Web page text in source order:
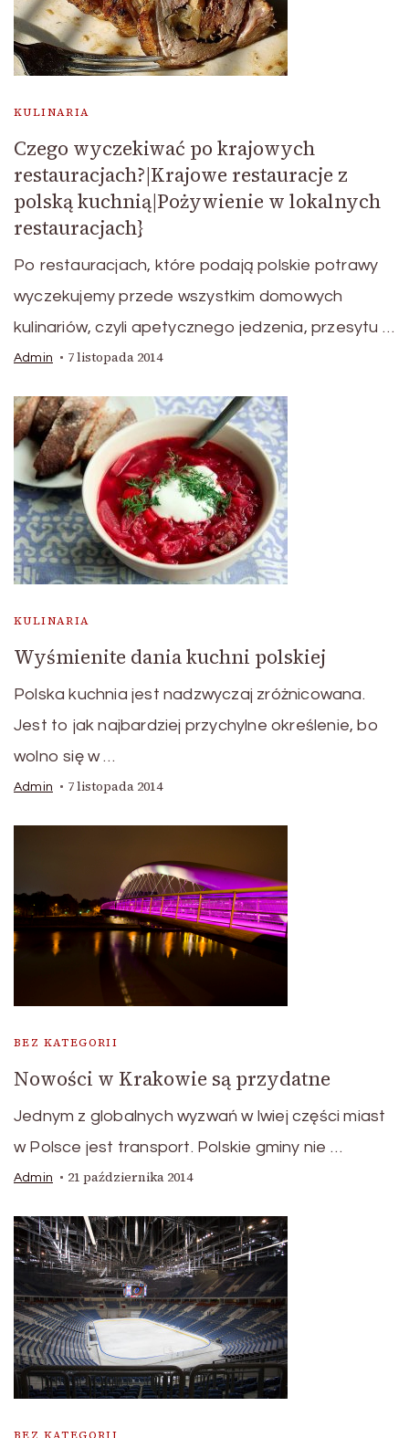
KULINARIA
Czego wyczekiwać po krajowych
restauracjach?|Krajowe restauracje z
polską kuchnią|Pożywienie w lokalnych
restauracjach}
Po restauracjach, które podają polskie potrawy
wyczekujemy przede wszystkim domowych
kulinariów, czyli apetycznego jedzenia, przesytu …
Admin 7 listopada 2014
KULINARIA
Wyśmienite dania kuchni polskiej
Polska kuchnia jest nadzwyczaj zróżnicowana.
Jest to jak najbardziej przychylne określenie, bo
wolno się w …
Admin 7 listopada 2014
BEZ KATEGORII
Nowości w Krakowie są przydatne
Jednym z globalnych wyzwań w lwiej części miast
w Polsce jest transport. Polskie gminy nie …
Admin 21 października 2014